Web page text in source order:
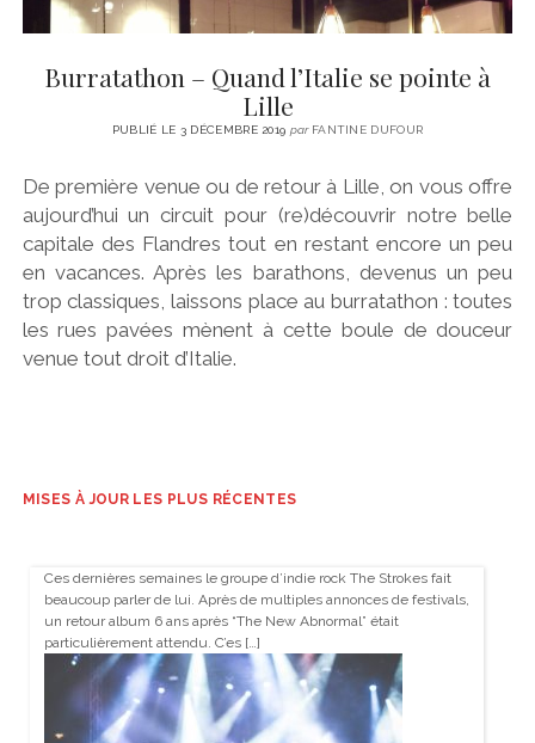
Burratathon – Quand l’Italie se pointe à
Lille
PUBLIÉ LE 3 DÉCEMBRE 2019 parFANTINE DUFOUR
De première venue ou de retour à Lille, on vous offre
aujourd’hui un circuit pour (re)découvrir notre belle
capitale des Flandres tout en restant encore un peu
en vacances. Après les barathons, devenus un peu
trop classiques, laissons place au burratathon : toutes
les rues pavées mènent à cette boule de douceur
venue tout droit d’Italie.
MISES À JOUR LES PLUS RÉCENTES
Ces dernières semaines le groupe d’indie rock The Strokes fait
beaucoup parler de lui. Après de multiples annonces de festivals,
un retour album 6 ans après “The New Abnormal” était
particulièrement attendu. C’es […]